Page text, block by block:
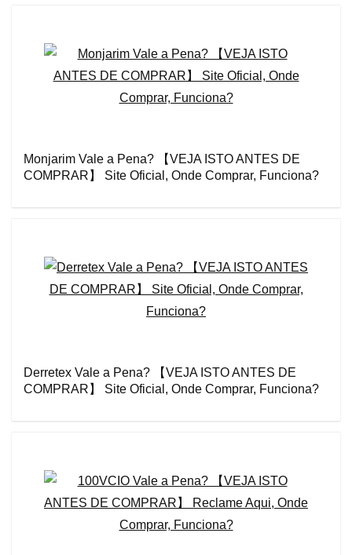
Monjarim Vale a Pena? 【VEJA ISTO ANTES DE
COMPRAR】 Site Oficial, Onde Comprar, Funciona?
Derretex Vale a Pena? 【VEJA ISTO ANTES DE
COMPRAR】 Site Oficial, Onde Comprar, Funciona?